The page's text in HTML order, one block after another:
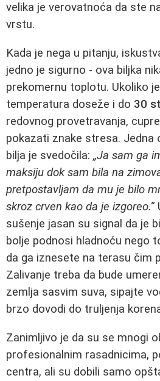
velika je verovatnoća da ste
vrstu.
Kada je nega u pitanju,
jedno je sigurno - ova biljka
prekomernu toplotu. Ukoliko
temperatura doseže i do 30
redovnog provetravanja,
pokazati znake stresa. Jedna
bilja je svedočila: „Ja sam ga
maksiju dok sam bila na
pretpostavljam da mu je bilo
skroz crven kao da je izgoreo.”
sušenje jasan su signal da je
bolje podnosi hladnoću nego
da ga iznesete na terasu čim
Zalivanje treba da bude
zemlja sasvim suva, sipajte
brzo dovodi do truljenja
Zanimljivo je da su se mnogi
profesionalnim rasadnicima,
centra, ali su dobili samo